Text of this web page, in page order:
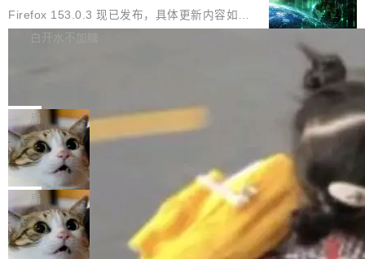
Firefox 153.0.3 现已发布，具体更新内容如
下： New Smart Window 包含多项增强功能：
gi?id=2019042">Bug&nbsp;2019042</a>）</l
i> <li>现在，助手可以直接使用 Exa 的网络搜索
结果回答问题，而无需将问题转交给搜索引擎。
（<a href="https://bugzilla.mozilla.org/show_
bug.cgi?id=204...
白开水不加糖
的 npm 包。项目的核心论点是：容器不适合 Ag
ent 计算。真正适合的，是 Isolate。 Cloudflare
工程师在这件事上没什么可谦虚的——他们用 W
orkers 跑了十年 Isolate。用 CEO Matthew Pri
nce 的话说：「我们一生都在用 Isolate 运行代
码，而 AI Agent 不需要容器，它们需要的是 Iso
late。」 容器为什么不合适 容器的问题在于启动
和销毁都太重了。一个 Agent 要执行的任务可能
局
OpenAI 公开邮件和聊天记录回应苹果
诉讼，称“Apple is getting this wron
g”
上个月，苹果一纸诉状把 OpenAI 告上法庭，指
控其挖角苹果前员工并窃取商业秘密。苹果的诉
状把 OpenAI 描述成一个系统性地从前东家挖
人、套取机密信息的对手。 OpenAI 没发律师
函，也没选择庭外沉默。它在官网贴了一篇博
局
HUAWEI MatePad Edge上架WorkBu
ddy鸿蒙PC版，说话就能干活的AI办公
全能AI工作台WorkBuddy鸿蒙PC版上架HUAWE